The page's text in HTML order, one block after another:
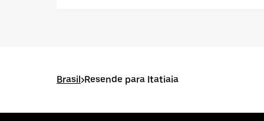
Brasil>Resende para Itatiaia